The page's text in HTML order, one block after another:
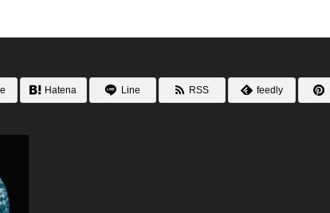
Hatena Line RSS feedly